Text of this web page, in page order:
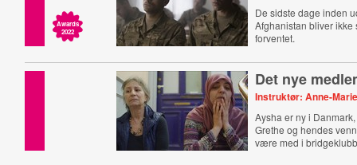
Awards
2022
De sidste dage inden
Afghanistan bliver ikke
forventet.
Det nye
Instruktør: Anne-
Aysha er ny i
Grethe og hendes
være med i